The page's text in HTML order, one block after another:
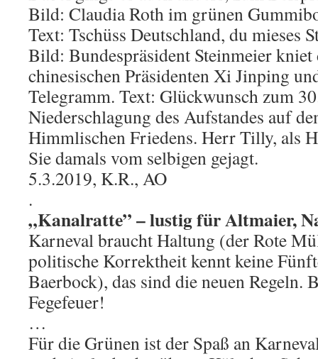
Bild: Claudia Roth im grünen
Text: Tschüss Deutschland, du mieses
Bild: Bundespräsident Steinmeier kniet
chinesischen Präsidenten Xi Jinping
Telegramm. Text: Glückwunsch zum
Niederschlagung des Aufstandes auf
Himmlischen Friedens. Herr Tilly, als
Sie damals vom selbigen gejagt.
5.3.2019, K.R., AO
.
„Kanalratte” – lustig für Altmaier,
Karneval braucht Haltung (der Rote
politische Korrektheit kennt keine
Baerbock), das sind die neuen Regeln.
Fegefeuer!
…
Für die Grünen ist der Spaß an